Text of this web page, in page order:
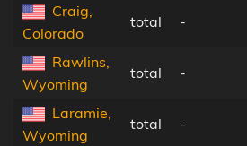
Craig,
Colorado
total -
Rawlins,
Wyoming
total -
Laramie,
Wyoming
total -